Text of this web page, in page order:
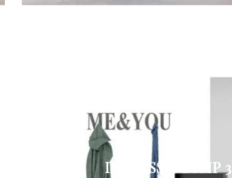
INGRESSO COMP 3